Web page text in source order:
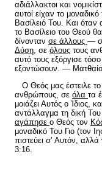
αδιάλλακτοι και
αυτοί είχαν το
Βασίλειό Του. Και
το Βασίλειο του Θεού
δίνονταν σε άλλους —
Δύση, σε όλους τους
αυτό τους εξόργισε
εξοντώσουν. —
Ο Θεός μας έστειλε το
ανθρώπους, σε όλα τα
μοιάζει Αυτός ο Ίδιος,
αντάλλαγμα τη δική
αγάπησε ο Θεός τον
μοναδικό Του Γιο (τον
πιστεύει σ’ Αυτόν, αλλά
3:16.